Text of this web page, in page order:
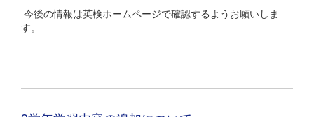
今後の情報は英検ホームページで確認するようお願いしま
す。